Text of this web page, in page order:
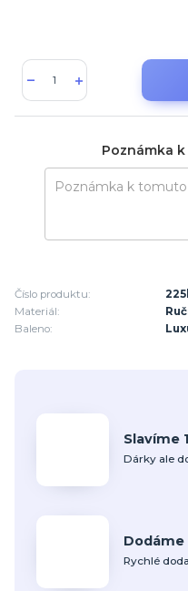
Poznámka
Číslo produktu:
Materiál:
Baleno:
Slavíme
Dárky ale
Dodáme
Rychlé